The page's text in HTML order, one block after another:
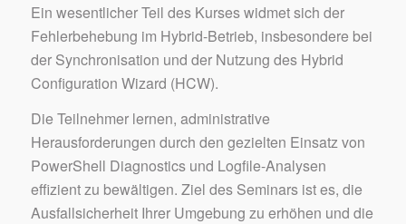
Ein wesentlicher Teil des Kurses widmet sich der
Fehlerbehebung im Hybrid-Betrieb, insbesondere bei
der Synchronisation und der Nutzung des Hybrid
Configuration Wizard (HCW).
Die Teilnehmer lernen, administrative
Herausforderungen durch den gezielten Einsatz von
PowerShell Diagnostics und Logfile-Analysen
effizient zu bewältigen. Ziel des Seminars ist es, die
Ausfallsicherheit Ihrer Umgebung zu erhöhen und die